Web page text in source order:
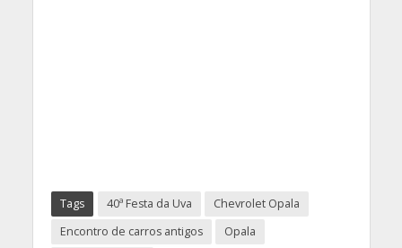
Tags 40ª Festa da Uva
Chevrolet Opala
Encontro de carros antigos
Opala